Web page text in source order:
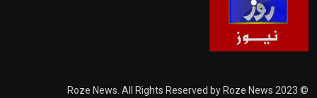
© 2023 Roze News. All Rights Reserved by Roze News